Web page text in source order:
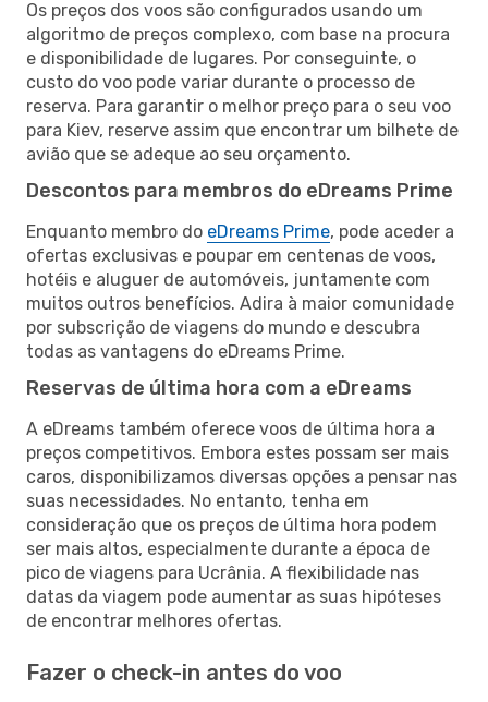
Os preços dos voos são configurados usando um
algoritmo de preços complexo, com base na procura
e disponibilidade de lugares. Por conseguinte, o
custo do voo pode variar durante o processo de
reserva. Para garantir o melhor preço para o seu voo
para Kiev, reserve assim que encontrar um bilhete de
avião que se adeque ao seu orçamento.
Descontos para membros do eDreams Prime
Enquanto membro do eDreams Prime, pode aceder a
ofertas exclusivas e poupar em centenas de voos,
hotéis e aluguer de automóveis, juntamente com
muitos outros benefícios. Adira à maior comunidade
por subscrição de viagens do mundo e descubra
todas as vantagens do eDreams Prime.
Reservas de última hora com a eDreams
A eDreams também oferece voos de última hora a
preços competitivos. Embora estes possam ser mais
caros, disponibilizamos diversas opções a pensar nas
suas necessidades. No entanto, tenha em
consideração que os preços de última hora podem
ser mais altos, especialmente durante a época de
pico de viagens para Ucrânia. A flexibilidade nas
datas da viagem pode aumentar as suas hipóteses
de encontrar melhores ofertas.
Fazer o check-in antes do voo